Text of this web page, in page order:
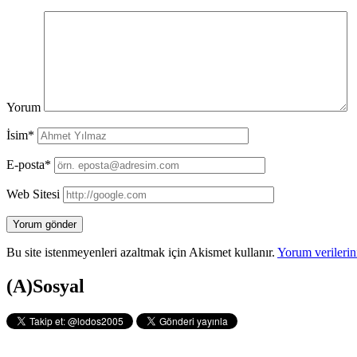
Yorum
İsim*
E-posta*
Web Sitesi
Bu site istenmeyenleri azaltmak için Akismet kullanır. Yorum
Yan
(A)Sosyal